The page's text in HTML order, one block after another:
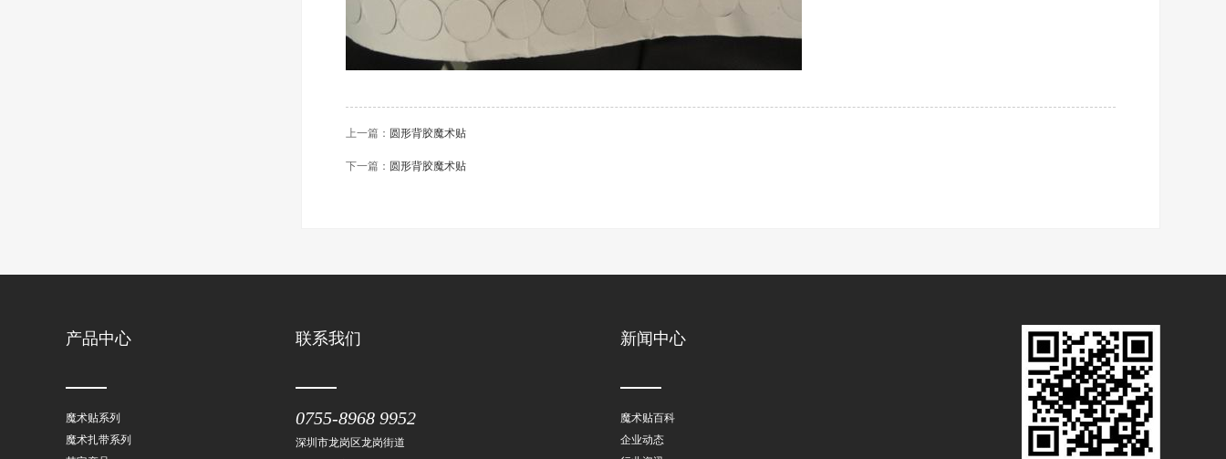
上一篇： 圆形背胶魔术贴
下一篇： 圆形背胶魔术贴
产品中心
魔术贴系列
魔术扎带系列
联系我们
0755-8968 9952
深圳市龙岗区龙岗街道
新闻中心
魔术贴百科
企业动态